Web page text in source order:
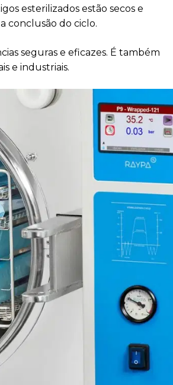
esterilizados estão secos e
conclusão do ciclo.
seguras e eficazes. É também
e industriais.